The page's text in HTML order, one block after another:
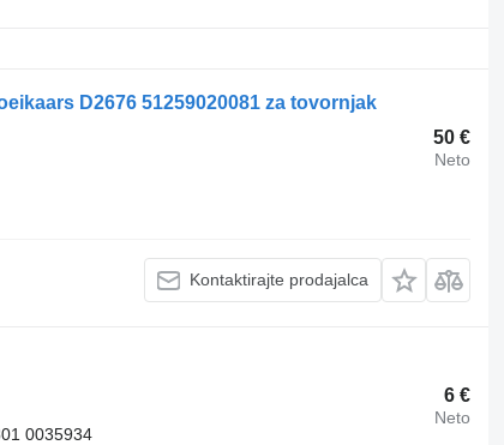
D2676 51259020081 za tovornjak
50 €
Neto
Kontaktirajte prodajalca
6 €
Neto
0035934